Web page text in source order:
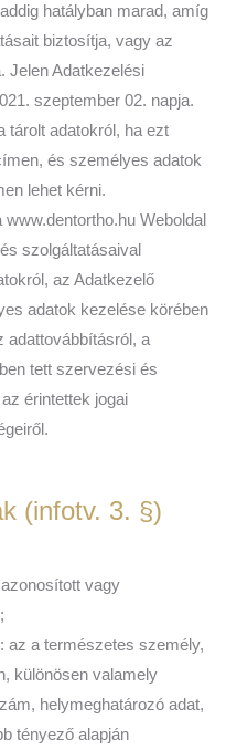
hatályban marad, amíg
biztosítja, vagy az
Jelen Adatkezelési
szeptember 02. napja.
tárolt adatokról, ha ezt
és személyes adatok
lehet kérni.
Weboldal
szolgáltatásaival
az Adatkezelő
adatok kezelése körében
adattovábbításról, a
tett szervezési és
érintettek jogai
(infotv. 3. §)
vagy
az a természetes személy,
különösen valamely
helymeghatározó adat,
tényező alapján